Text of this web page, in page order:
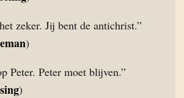
zeker. Jij bent de antichrist.”
)
Peter. Peter moet blijven.”
)